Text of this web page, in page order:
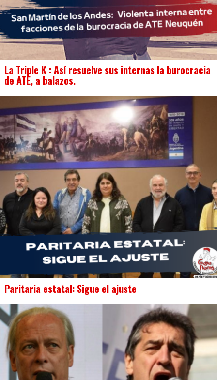
La Triple K : Así resuelve sus internas la burocracia
de ATE, a balazos.
Paritaria estatal: Sigue el ajuste